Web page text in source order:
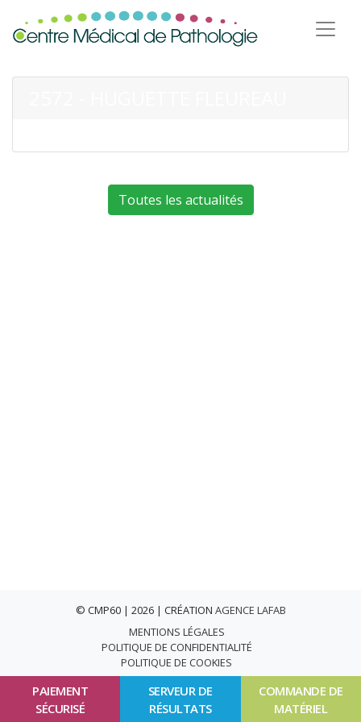
PAIEMENT
SÉCURISÉ
SERVEUR DE
RÉSULTATS
COMMANDE DE
MATÉRIEL
Toutes les actualités
© CMP60 | 2026 | CRÉATION AGENCE LAFAB
MENTIONS LÉGALES
POLITIQUE DE CONFIDENTIALITÉ
POLITIQUE DE COOKIES